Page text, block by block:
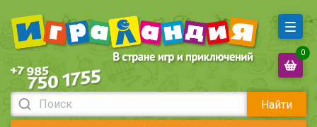
Найти
0